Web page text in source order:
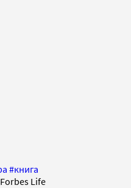
#книга
Life